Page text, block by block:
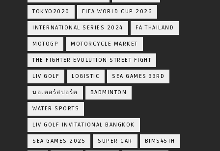
TOKYO2020 FIFA WORLD CUP 2026
INTERNATIONAL SERIES 2024 FA THAILAND
MOTOGP MOTORCYCLE MARKET
THE FIGHTER EVOLUTION STREET FIGHT
LIV GOLF LOGISTIC SEA GAMES 33RD
มอเตอร์สปอร์ต BADMINTON
WATER SPORTS
LIV GOLF INVITATIONAL BANGKOK
SEA GAMES 2025 SUPER CAR BIMS45TH